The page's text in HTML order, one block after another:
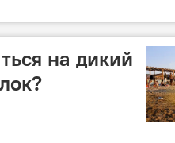
на дикий